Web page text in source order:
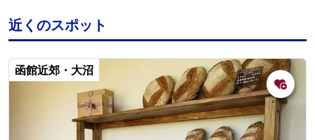
近くのスポット
函館近郊・大沼